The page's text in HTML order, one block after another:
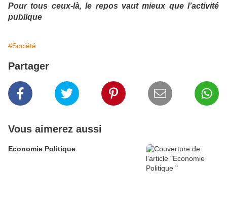
Pour tous ceux-là, le repos vaut mieux que l’activité
publique
#Société
Partager
Vous aimerez aussi
Economie Politique